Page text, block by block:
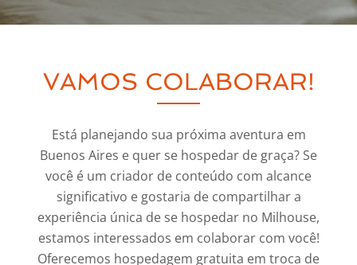
VAMOS COLABORAR!
Está planejando sua próxima aventura em
Buenos Aires e quer se hospedar de graça? Se
você é um criador de conteúdo com alcance
significativo e gostaria de compartilhar a
experiência única de se hospedar no Milhouse,
estamos interessados em colaborar com você!
Oferecemos hospedagem gratuita em troca de